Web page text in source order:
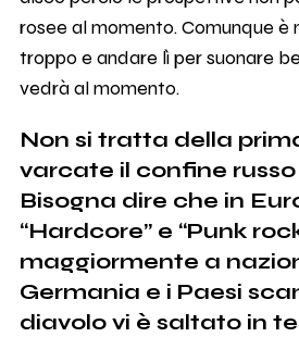
rosee al momento. Comunque è
troppo e andare lì per suonare
vedrà al momento.
Non si tratta della
varcate il confine
Bisogna dire che in
“Hardcore” e “Punk
maggiormente a
Germania e i Paesi
diavolo vi è saltato in